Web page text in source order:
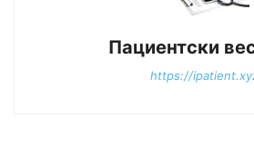
Пациентски
https://